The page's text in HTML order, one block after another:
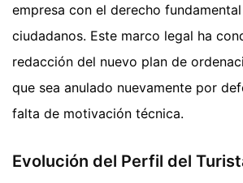
empresa con el derecho
ciudadanos. Este marco legal ha
redacción del nuevo plan de
que sea anulado nuevamente por
falta de motivación técnica.
Evolución del Perfil del